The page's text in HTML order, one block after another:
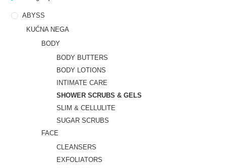
ABYSS
KUĆNA NEGA
BODY
BODY BUTTERS
BODY LOTIONS
INTIMATE CARE
SHOWER SCRUBS & GELS
SLIM & CELLULITE
SUGAR SCRUBS
FACE
CLEANSERS
EXFOLIATORS